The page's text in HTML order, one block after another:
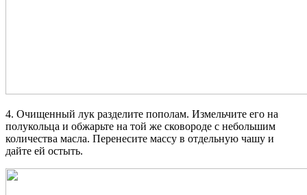
4. Очищенный лук разделите пополам. Измельчите его на
полукольца и обжарьте на той же сковороде с небольшим
количества масла. Перенесите массу в отдельную чашу и
дайте ей остыть.